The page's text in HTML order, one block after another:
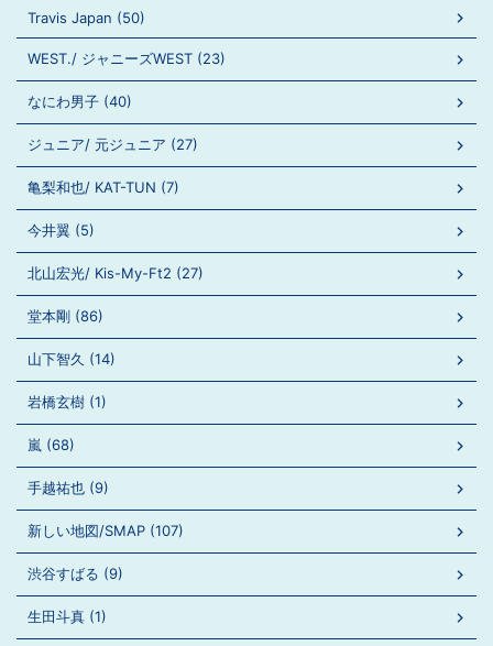
Travis Japan (50)
WEST./ ジャニーズWEST (23)
なにわ男子 (40)
ジュニア/ 元ジュニア (27)
亀梨和也/ KAT-TUN (7)
今井翼 (5)
北山宏光/ Kis-My-Ft2 (27)
堂本剛 (86)
山下智久 (14)
岩橋玄樹 (1)
嵐 (68)
手越祐也 (9)
新しい地図/SMAP (107)
渋谷すばる (9)
生田斗真 (1)